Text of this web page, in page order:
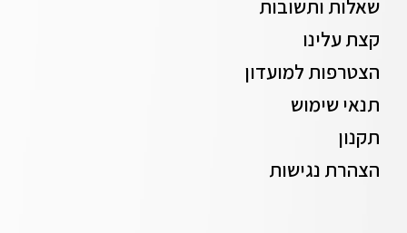
שאלות ותשובות
קצת עלינו
הצטרפות למועדון
תנאי שימוש
תקנון
הצהרת נגישות